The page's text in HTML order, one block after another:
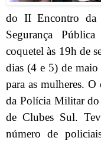
do II Encontro da
Segurança
coquetel às 19h de
dias (4 e 5) de
para as mulheres.
da Polícia Militar
de Clubes Sul.
número de